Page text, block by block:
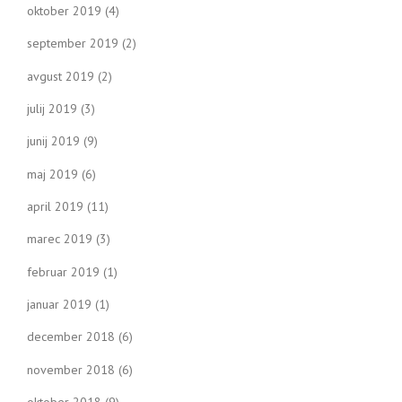
oktober 2019 (4)
september 2019 (2)
avgust 2019 (2)
julij 2019 (3)
junij 2019 (9)
maj 2019 (6)
april 2019 (11)
marec 2019 (3)
februar 2019 (1)
januar 2019 (1)
december 2018 (6)
november 2018 (6)